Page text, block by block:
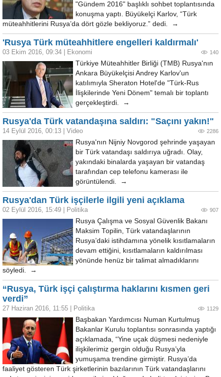
"Gündem 2016" başlıklı sohbet toplantısında
konuşma yaptı. Büyükelçi Karlov, “Türk
müteahhitlerini Rusya’da dört gözle bekliyoruz.” dedi. →
'Rusya Türk müteahhitlere engelleri kaldırmalı'
03 Ekim 2016, 09:34 Ekonomi 140
Türkiye Müteahhitler Birliği (TMB) Rusya'nın
Ankara Büyükelçisi Andrey Karlov'un
katılımıyla Sheraton Hotel'de "Türk-Rus
İlişkilerinde Yeni Dönem" temalı bir toplantı
gerçekleştirdi. →
Rusya'da Türk vatandaşına saldırı: "Saçını yakın!"
14 Eylül 2016, 00:13 Video 2286
Rusya'nın Nijniy Novgorod şehrinde yaşayan
bir Türk vatandaşı saldırıya uğradı. Olay,
yakındaki binalarda yaşayan bir vatandaş
tarafından cep telefonu kamerası ile
görüntülendi. →
Rusya'dan Türk işçilerle ilgili yeni açıklama
02 Eylül 2016, 15:49 Politika 907
Rusya Çalışma ve Sosyal Güvenlik Bakanı
Maksim Topilin, Türk vatandaşlarının
Rusya’daki istihdamına yönelik kısıtlamaların
devam ettiğini, kısıtlamaların kaldırılması
yönünde henüz bir talimat almadıklarını
söyledi. →
“Rusya, Türk işçi çalıştırma haklarını kısmen geri
verdi”
27 Haziran 2016, 11:55 Politika 1129
Başbakan Yardımcısı Numan Kurtulmuş
Bakanlar Kurulu toplantısı sonrasında yaptığı
açıklamada, “Yine uçak düşmesi nedeniyle
ilişkilerimiz gergin olduğu Rusya’yla
yumuşama trendine girmiştir. Rusya’da
faaliyet gösteren Türk şirketlerinin bazılarının Türk vatandaşlarını